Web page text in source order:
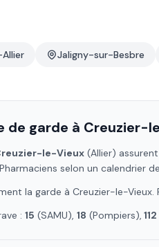
Jaligny-sur-Besbre
de garde à Creuzier-
le-Vieux (Allier)
selon un calendrier
la garde à Creuzier-le-Vieux.
: 15 (SAMU), 18 (Pompiers), 112